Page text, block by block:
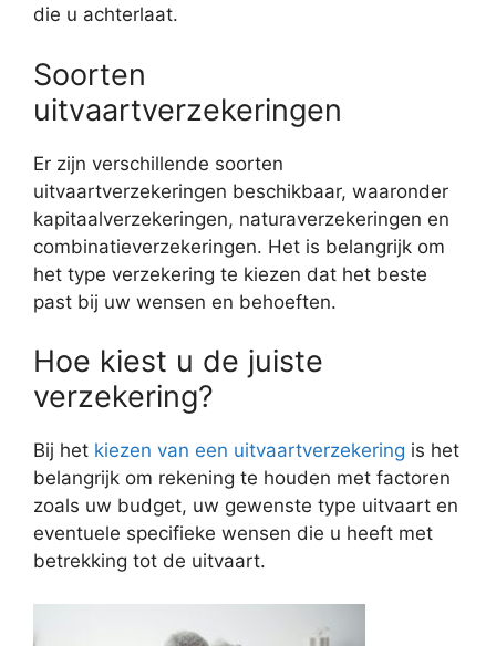
die u achterlaat.
Soorten
uitvaartverzekeringen
Er zijn verschillende soorten
uitvaartverzekeringen beschikbaar, waaronder
kapitaalverzekeringen, naturaverzekeringen en
combinatieverzekeringen. Het is belangrijk om
het type verzekering te kiezen dat het beste
past bij uw wensen en behoeften.
Hoe kiest u de juiste
verzekering?
Bij het kiezen van een uitvaartverzekering is het
belangrijk om rekening te houden met factoren
zoals uw budget, uw gewenste type uitvaart en
eventuele specifieke wensen die u heeft met
betrekking tot de uitvaart.